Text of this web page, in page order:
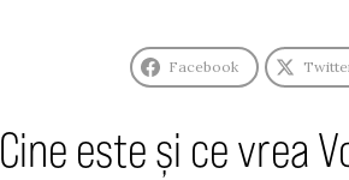
Facebook
Cine este și ce vrea